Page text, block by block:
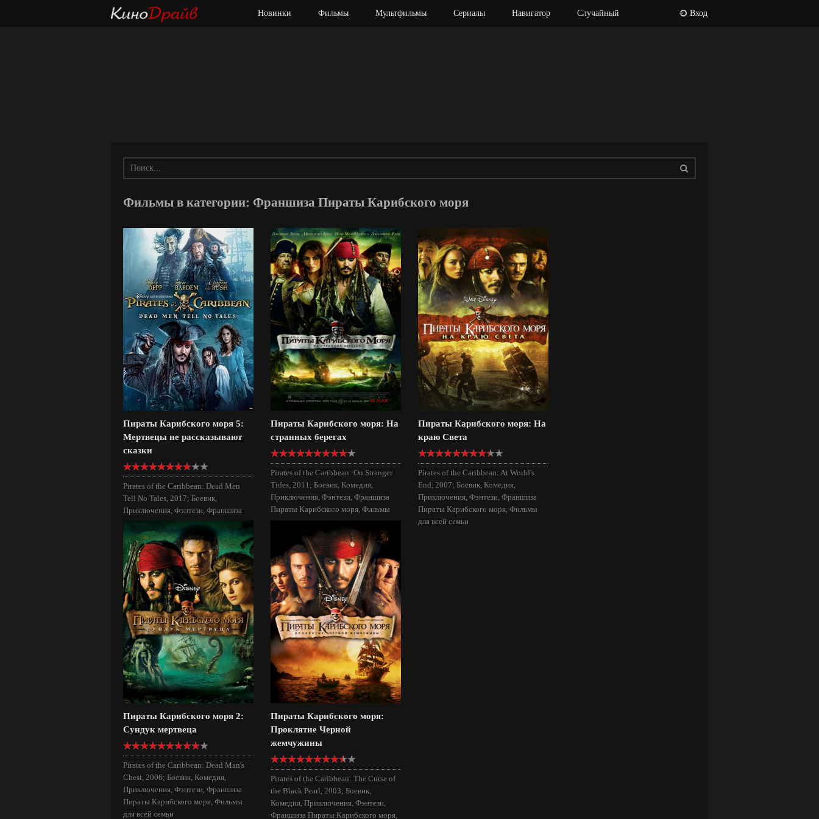
Новинки Фильмы Мультфильмы Сериалы Навигатор Случайный Вход
Фильмы в категории: Франшиза Пираты Карибского моря
Пираты Карибского моря 5:
Мертвецы не рассказывают
сказки
Pirates of the Caribbean: Dead Men
Tell No Tales, 2017; Боевик,
Приключения, Фэнтези, Франшиза
Пираты Карибского моря
Пираты Карибского моря: На
странных берегах
Pirates of the Caribbean: On Stranger
Tides, 2011; Боевик, Комедия,
Приключения, Фэнтези, Франшиза
Пираты Карибского моря, Фильмы
Пираты Карибского моря: На
краю Света
Pirates of the Caribbean: At World's
End, 2007; Боевик, Комедия,
Приключения, Фэнтези, Франшиза
Пираты Карибского моря, Фильмы
для всей семьи
Пираты Карибского моря 2:
Сундук мертвеца
Pirates of the Caribbean: Dead Man's
Chest, 2006; Боевик, Комедия,
Приключения, Фэнтези, Франшиза
Пираты Карибского моря, Фильмы
для всей семьи
Пираты Карибского моря:
Проклятие Черной
жемчужины
Pirates of the Caribbean: The Curse of
the Black Pearl, 2003; Боевик,
Комедия, Приключения, Фэнтези,
Франшиза Пираты Карибского моря,